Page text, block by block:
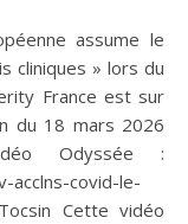
cliniques » lors du
France est sur
du 18 mars 2026
Odyssée :
acclns-covid-le-
Cette vidéo